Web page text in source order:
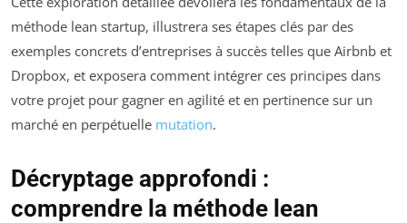
méthode lean startup, illustrera ses étapes clés par des
exemples concrets d’entreprises à succès telles que Airbnb et
Dropbox, et exposera comment intégrer ces principes dans
votre projet pour gagner en agilité et en pertinence sur un
marché en perpétuelle mutation.
Décryptage approfondi :
comprendre la méthode lean